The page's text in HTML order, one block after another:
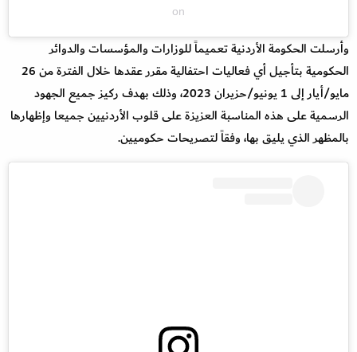
on
وأرسلت الحكومة الأردنية تعميماً للوزارات والمؤسسات والدوائر
الحكومية بتأجيل أي فعاليات احتفالية مقرر عقدها خلال الفترة من 26
مايو/أيار إلى 1 يونيو/حزيران 2023، وذلك بهدف ركيز جميع الجهود
الرسمية على هذه المناسبة العزيزة على قلوب الأردنيين جميعا وإظهارها
بالمظهر الذي يليق بها، وفقاً لتصريحات حكوميين.